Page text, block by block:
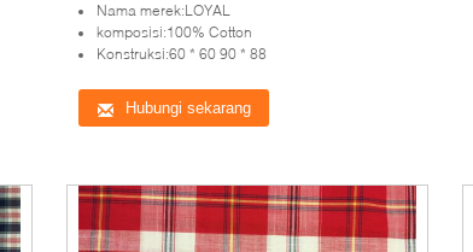
Nama merek:LOYAL
komposisi:100% Cotton
Konstruksi:60 * 60 90 * 88
Hubungi sekarang